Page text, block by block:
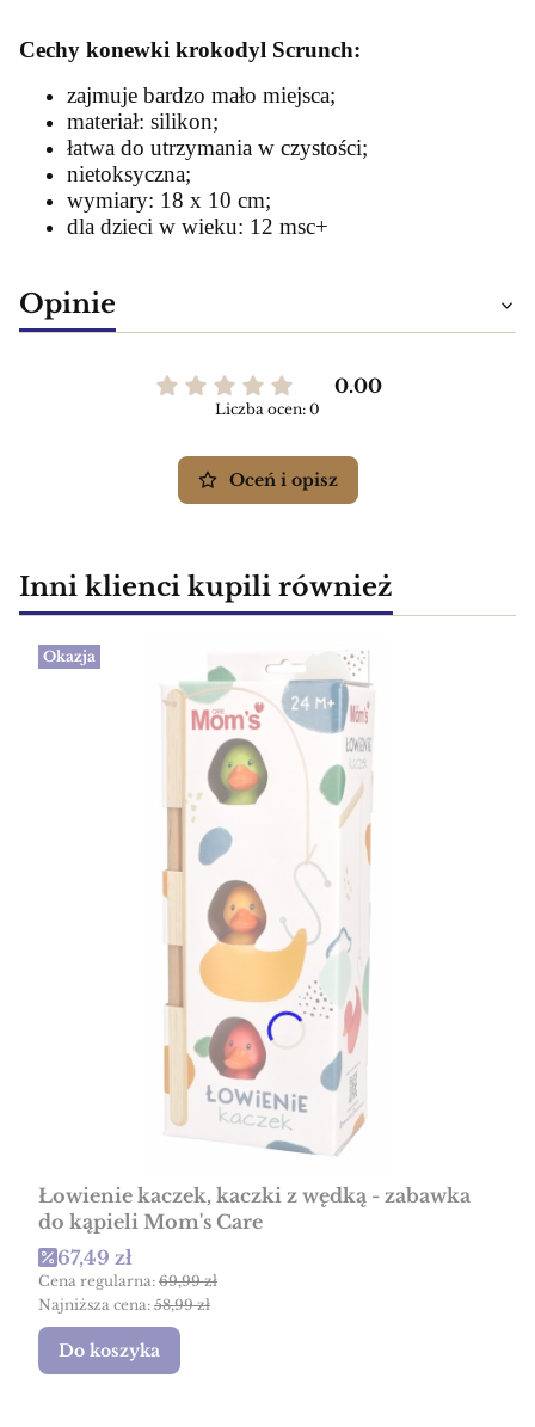
Cechy konewki krokodyl Scrunch:
zajmuje bardzo mało miejsca;
materiał: silikon;
łatwa do utrzymania w czystości;
nietoksyczna;
wymiary: 18 x 10 cm;
dla dzieci w wieku: 12 msc+
Opinie
0.00
Liczba ocen: 0
Oceń i opisz
Inni klienci kupili również
Okazja
Łowienie kaczek, kaczki z wędką - zabawka
do kąpieli Mom's Care
Cena promocyjna
67,49 zł
Cena regularna: 69,99 zł
Najniższa cena: 58,99 zł
Do koszyka